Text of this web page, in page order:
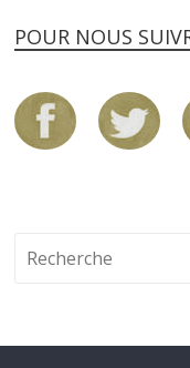
POUR NOUS